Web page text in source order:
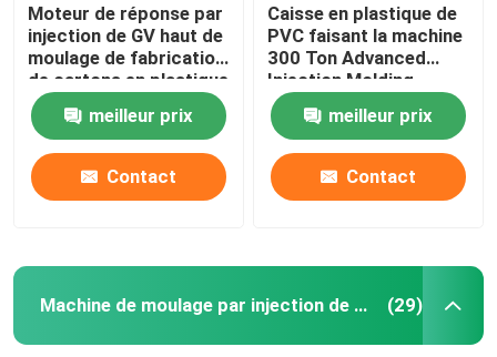
Moteur de réponse par
injection de GV haut de
moulage de fabrication
de cartons en plastique
hydraulique de machine
meilleur prix
Contact
Caisse en plastique de
PVC faisant la machine
300 Ton Advanced
Injection Molding
meilleur prix
Contact
Machine de moulage par injection de haute précision (29)